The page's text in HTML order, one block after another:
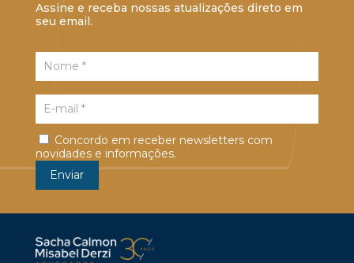
Assine e receba nossas atualizações direto em
seu email.
Concordo em receber newsletters com
novidades e informações.